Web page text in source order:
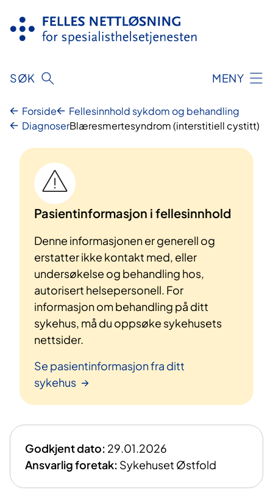
innhold
SØK MENY
Forside
Fellesinnhold sykdom og behandling
DiagnoserBlæresmertesyndrom (interstitiell cystitt)
Pasientinformasjon i fellesinnhold
Denne informasjonen er generell og
erstatter ikke kontakt med, eller
undersøkelse og behandling hos,
autorisert helsepersonell. For
informasjon om behandling på ditt
sykehus, må du oppsøke sykehusets
nettsider.
Se pasientinformasjon fra ditt
sykehus
Godkjent dato: 29.01.2026
Ansvarlig foretak: Sykehuset Østfold